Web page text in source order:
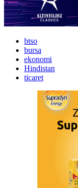
btso
bursa
ekonomi
Hindistan
ticaret